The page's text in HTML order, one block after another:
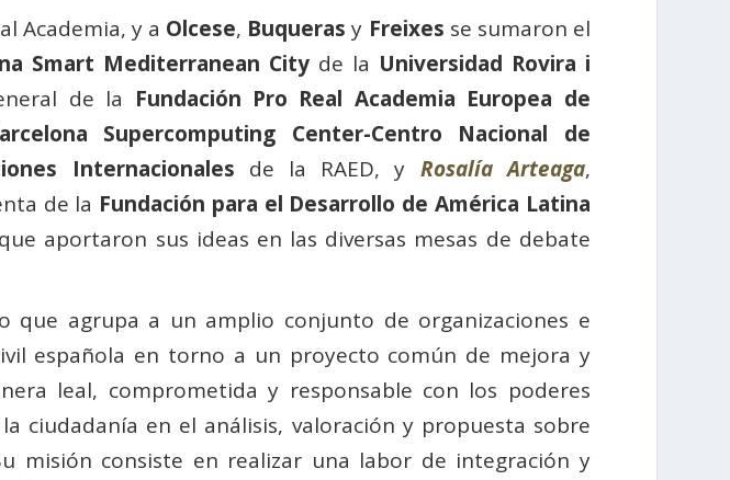
Academia, y a Olcese, Buqueras y Freixes se sumaron el
Smart Mediterranean Cityde la Universidad Rovira i
de la Fundación Pro Real Academia Europea de
Supercomputing Center-Centro Nacional de
Internacionales de la RAED, y Rosalía Arteaga,
de la Fundación para el Desarrollo de América Latina
aportaron sus ideas en las diversas mesas de debate
que agrupa a un amplio conjunto de organizaciones e
española en torno a un proyecto común de mejora y
leal, comprometida y responsable con los poderes
ciudadanía en el análisis, valoración y propuesta sobre
misión consiste en realizar una labor de integración y